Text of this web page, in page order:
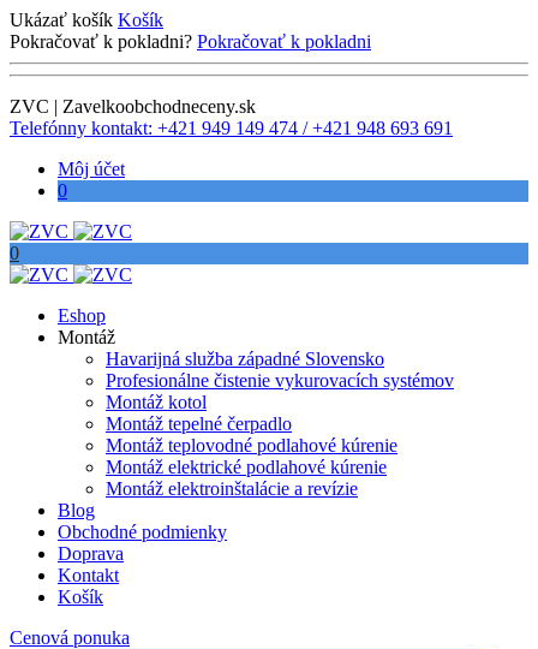
Ukázať košík Košík
Pokračovať k pokladni? Pokračovať k pokladni
ZVC | Zavelkoobchodneceny.sk
Telefónny kontakt: +421 949 149 474 / +421 948 693 691
Môj účet
0
0
Eshop
Montáž
Havarijná služba západné Slovensko
Profesionálne čistenie vykurovacích systémov
Montáž kotol
Montáž tepelné čerpadlo
Montáž teplovodné podlahové kúrenie
Montáž elektrické podlahové kúrenie
Montáž elektroinštalácie a revízie
Blog
Obchodné podmienky
Doprava
Kontakt
Košík
Cenová ponuka